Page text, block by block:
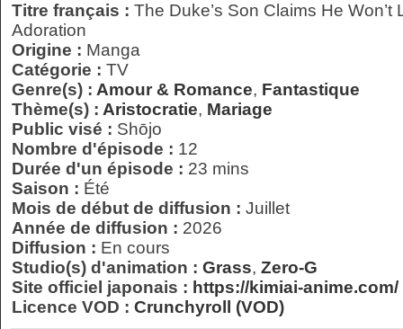
Titre français : The Duke’s Son Claims He
Adoration
Origine : Manga
Catégorie : TV
Genre(s) : Amour & Romance, Fantastique
Thème(s) : Aristocratie, Mariage
Public visé : Shōjo
Nombre d'épisode : 12
Durée d'un épisode : 23 mins
Saison : Été
Mois de début de diffusion : Juillet
Année de diffusion : 2026
Diffusion : En cours
Studio(s) d'animation : Grass, Zero-G
Site officiel japonais : https://kimiai-anime.com/
Licence VOD : Crunchyroll (VOD)